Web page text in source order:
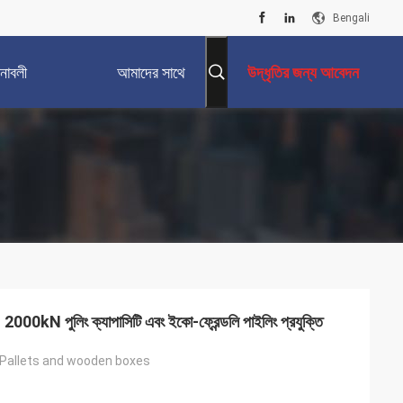
Bengali
আমাদের সাথে উদ্ধৃতির জন্য আবেদন
পুলিং ক্যাপাসিটি এবং ইকো-ফ্রেন্ডলি পাইলিং প্রযুক্তি
and wooden boxes